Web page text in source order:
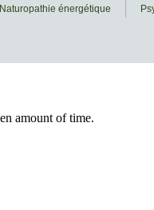
Naturopathie énergétique